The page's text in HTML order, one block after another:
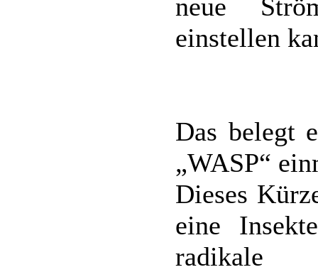
neue
einstellen
Das belegt
„WASP“
Dieses
eine